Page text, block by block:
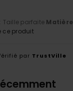
: Taille parfaite Matière
ce produit
par TrustVille